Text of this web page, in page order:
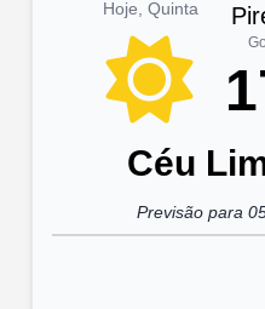
Hoje, Quinta
Céu
Previsão para